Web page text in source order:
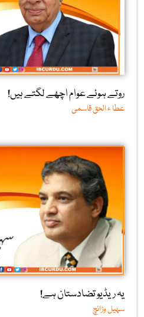
روتے ہوئے عوام اچھے لگتے ہیں!
عطا ء الحق قاسمی
یہ ریڈیو تضادستان ہے!
سہیل وڑائچ